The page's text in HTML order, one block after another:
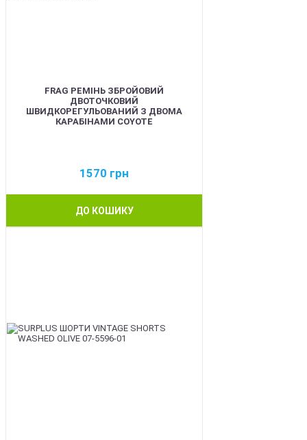
FRAG РЕМІНЬ ЗБРОЙОВИЙ
ДВОТОЧКОВИЙ
ШВИДКОРЕГУЛЬОВАНИЙ З ДВОМА
КАРАБІНАМИ COYOTE
1570 грн
ДО КОШИКУ